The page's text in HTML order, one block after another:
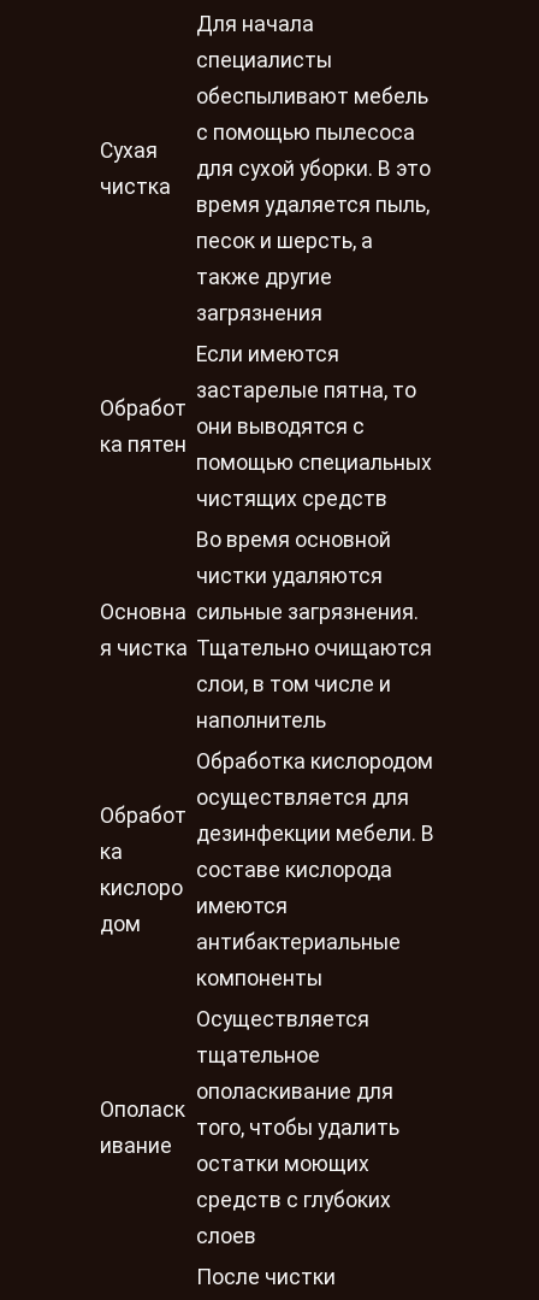
Сухая
чистка
Для начала
специалисты
обеспыливают мебель
с помощью пылесоса
для сухой уборки. В это
время удаляется пыль,
песок и шерсть, а
также другие
загрязнения
Обработ
ка пятен
Если имеются
застарелые пятна, то
они выводятся с
помощью специальных
чистящих средств
Основна
я чистка
Во время основной
чистки удаляются
сильные загрязнения.
Тщательно очищаются
слои, в том числе и
наполнитель
Обработ
ка
кислоро
дом
Обработка кислородом
осуществляется для
дезинфекции мебели. В
составе кислорода
имеются
антибактериальные
компоненты
Ополаск
ивание
Осуществляется
тщательное
ополаскивание для
того, чтобы удалить
остатки моющих
средств с глубоких
слоев
После чистки